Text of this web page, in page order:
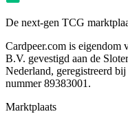
De next-gen TCG
Cardpeer.com is eigendom
B.V. gevestigd aan de
Nederland, geregistreerd
nummer 89383001.
Marktplaats